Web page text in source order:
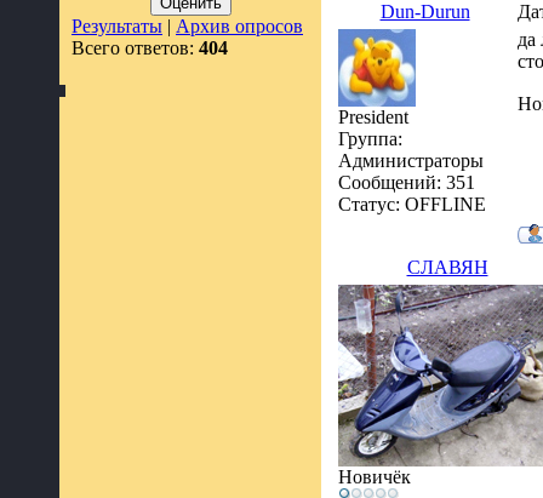
Результаты | Архив опросов
Всего ответов: 404
Dun-Durun
President
Группа:
Администраторы
Сообщений: 351
Статус: OFFLINE
да
СЛАВЯН
Новичёк